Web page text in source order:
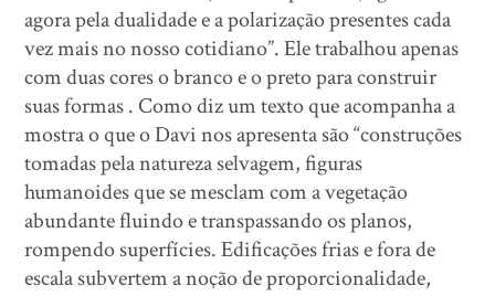
agora pela dualidade e a polarização presentes cada
vez mais no nosso cotidiano”. Ele trabalhou apenas
com duas cores o branco e o preto para construir
suas formas . Como diz um texto que acompanha a
mostra o que o Davi nos apresenta são “construções
tomadas pela natureza selvagem, figuras
humanoides que se mesclam com a vegetação
abundante fluindo e transpassando os planos,
rompendo superfícies. Edificações frias e fora de
escala subvertem a noção de proporcionalidade,